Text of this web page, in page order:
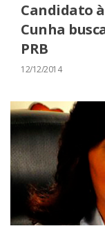
Candidato
Cunha
PRB
12/12/2014